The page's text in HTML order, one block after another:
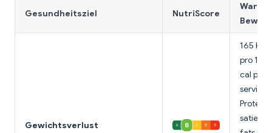
Gesundheitsziel NutriScore
Gewichtsverlust
165
pro
cal per
Protein
satiety,